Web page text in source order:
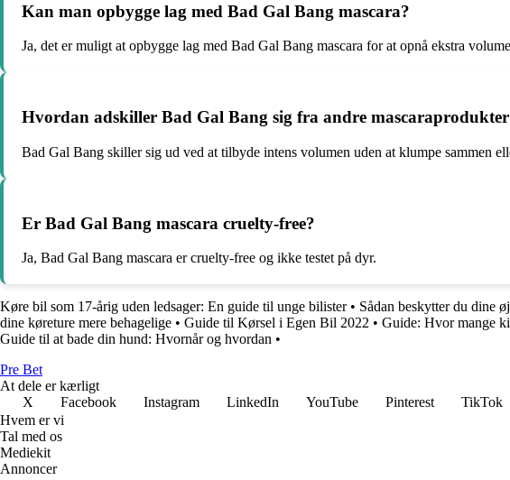
Kan man opbygge lag med Bad Gal Bang mascara?
Ja, det er muligt at opbygge lag med Bad Gal Bang mascara for at opnå ekstra
Hvordan adskiller Bad Gal Bang sig fra andre
Bad Gal Bang skiller sig ud ved at tilbyde intens volumen uden at klumpe sammen
Er Bad Gal Bang mascara cruelty-free?
Ja, Bad Gal Bang mascara er cruelty-free og ikke testet på dyr.
Køre bil som 17-årig uden ledsager: En guide til unge bilister• Sådan beskytter du dine
dine køreture mere behagelige • Guide til Kørsel i Egen Bil 2022 • Guide: Hvor mange
Guide til at bade din hund: Hvornår og hvordan •
Pre Bet
At dele er kærligt
X
Facebook Instagram LinkedIn YouTube Pinterest TikTok
Hvem er vi
Tal med os
Mediekit
Annoncer